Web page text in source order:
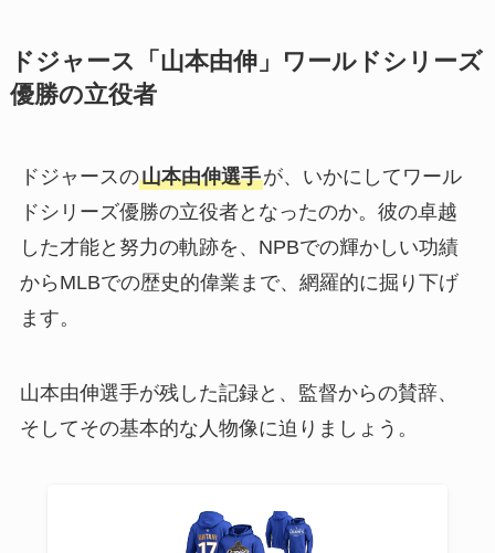
ドジャース「山本由伸」ワールドシリーズ
優勝の立役者
ドジャースの山本由伸選手が、いかにしてワール
ドシリーズ優勝の立役者となったのか。彼の卓越
した才能と努力の軌跡を、NPBでの輝かしい功績
からMLBでの歴史的偉業まで、網羅的に掘り下げ
ます。
山本由伸選手が残した記録と、監督からの賛辞、
そしてその基本的な人物像に迫りましょう。